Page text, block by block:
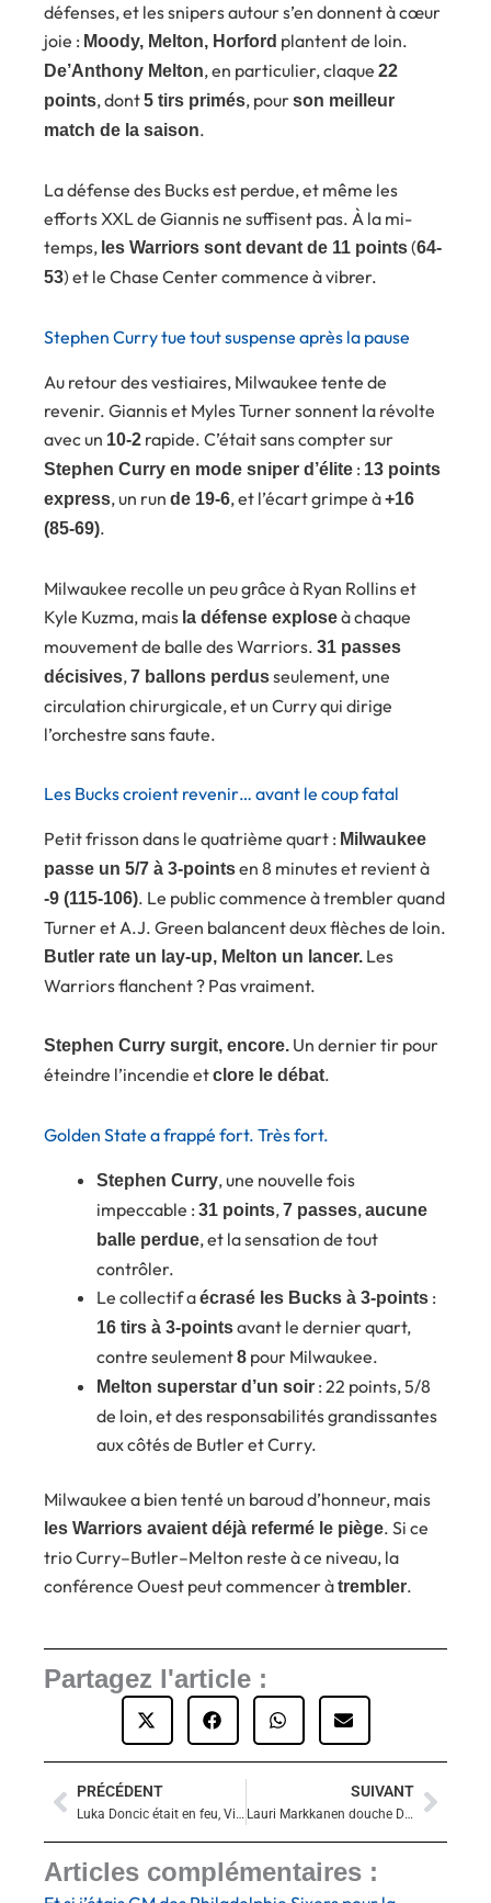
défenses, et les snipers autour s’en donnent à cœur
joie : Moody, Melton, Horford plantent de loin.
De’Anthony Melton, en particulier, claque 22
points, dont5 tirs primés, pourson meilleur
match de la saison.
La défense des Bucks est perdue, et même les
efforts XXL de Giannis ne suffisent pas. À la mi-
temps, les Warriors sont devant de 11 points(64-
53) et le Chase Center commence à vibrer.
Stephen Curry tue tout suspense après la pause
Au retour des vestiaires, Milwaukee tente de
revenir. Giannis et Myles Turner sonnent la révolte
avec un 10-2 rapide. C’était sans compter sur
Stephen Curry en mode sniper d’élite : 13 points
express, un run de 19-6, et l’écart grimpe à+16
(85-69).
Milwaukee recolle un peu grâce à Ryan Rollins et
Kyle Kuzma, mais la défense exploseà chaque
mouvement de balle des Warriors. 31 passes
décisives,7 ballons perdusseulement, une
circulation chirurgicale, et un Curry qui dirige
l’orchestre sans faute.
Les Bucks croient revenir… avant le coup fatal
Petit frisson dans le quatrième quart : Milwaukee
passe un 5/7 à 3-pointsen 8 minutes et revient à
-9 (115-106). Le public commence à trembler quand
Turner et A.J. Green balancent deux flèches de loin.
Butler rate un lay-up, Melton un lancer. Les
Warriors flanchent ? Pas vraiment.
Stephen Curry surgit, encore. Un dernier tir pour
éteindre l’incendie etclore le débat.
Golden State a frappé fort. Très fort.
Stephen Curry, une nouvelle fois
impeccable : 31 points,7 passes,aucune
balle perdue, et la sensation de tout
contrôler.
Le collectif aécrasé les Bucks à 3-points :
16 tirs à 3-pointsavant le dernier quart,
contre seulement8 pour Milwaukee.
Melton superstar d’un soir : 22 points, 5/8
de loin, et des responsabilités grandissantes
aux côtés de Butler et Curry.
Milwaukee a bien tenté un baroud d’honneur, mais
les Warriors avaient déjà refermé le piège. Si ce
trio Curry–Butler–Melton reste à ce niveau, la
conférence Ouest peut commencer àtrembler.
Partagez l'article :
Précédent
PRÉCÉDENT
Luka Doncic était en feu, Victor Wembanyama le refroidit : les Spurs écrasent les Lakers privés de LeBron James
SUIVANT
Lauri Markkanen douche Dallas au finish : le Jazz l’emporte 116-114
Articles complémentaires :